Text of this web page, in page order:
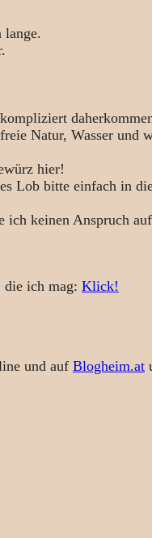
lange.
Natur, Wasser und
hier!
Lob bitte einfach in
ich keinen Anspruch
die ich mag: Klick!
und auf Blogheim.at